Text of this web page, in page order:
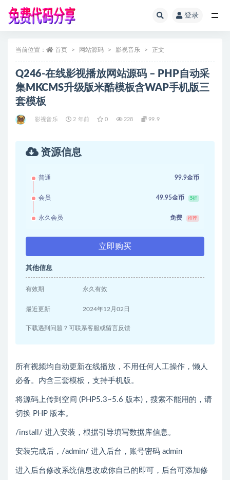
登录
当前位置： 首页 网站源码 影视音乐 正文
Q246-在线影视播放网站源码 – PHP自动采
集MKCMS升级版米酷模板含WAP手机版三
套模板
影视音乐 2 年前 0 228 99.9
资源信息
普通 99.9金币
会员 49.95金币 5折
永久会员 免费 推荐
立即购买
其他信息
有效期 永久有效
最近更新 2024年12月02日
下载遇到问题？可联系客服或留言反馈
所有视频均自动更新在线播放，不用任何人工操作，懒人
必备。内含三套模板，支持手机版。
将源码上传到空间 (PHP5.3~5.6 版本)，搜索不能用的，请
切换 PHP 版本。
/install/ 进入安装，根据引导填写数据库信息。
安装完成后，/admin/ 进入后台，账号密码 admin
进入后台修改系统信息改成你自己的即可，后台可添加修